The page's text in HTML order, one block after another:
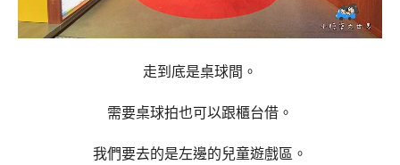
走到底是桌球間。
需要桌球拍也可以跟櫃台借。
我們要去的是左邊的兒童遊戲區。